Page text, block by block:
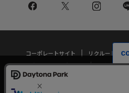
コーポレートサイト リクルート
プライバシーポリシー
特定商取引
当サイトでは利用体験の向上およびコンテ
の分析を目的としてCookieを使用しています